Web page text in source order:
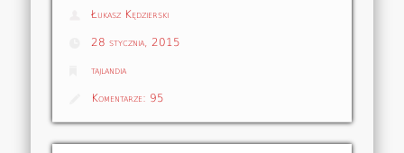
Łukasz Kędzierski
28 stycznia, 2015
tajlandia
Komentarze: 95